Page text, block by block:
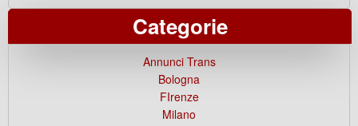
Categorie
Annunci Trans
Bologna
FIrenze
Milano